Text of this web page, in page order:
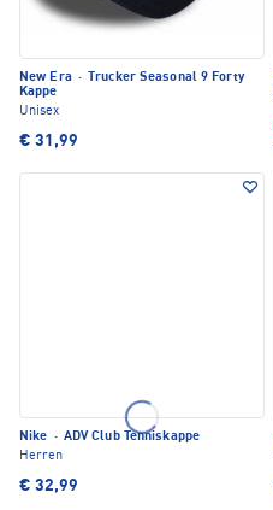
New Era ·
Trucker Seasonal 9 Forty
Kappe
Unisex
€ 31,99
Nike · ADV Club Tenniskappe
Herren
€ 32,99